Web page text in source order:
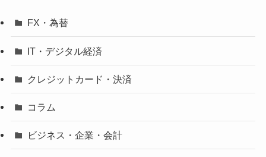
FX・為替
IT・デジタル経済
クレジットカード・決済
コラム
ビジネス・企業・会計